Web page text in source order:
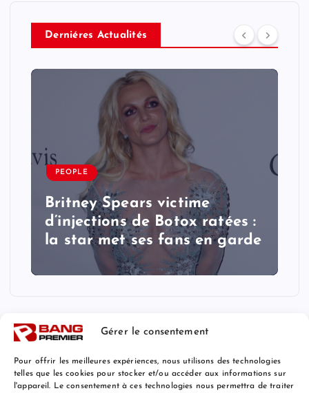
Gérer le consentement
Pour offrir les meilleures expériences, nous utilisons des technologies
telles que les cookies pour stocker et/ou accéder aux informations sur
l'appareil. Le consentement à ces technologies nous permettra de traiter
Derniéres Actualités
PEOPLE
Britney Spears victime
d’injections de Botox ratées :
la star met ses fans en garde
Mentions Légales